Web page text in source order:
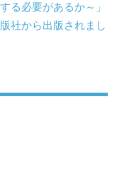
る必要があるか～」
社から出版されまし